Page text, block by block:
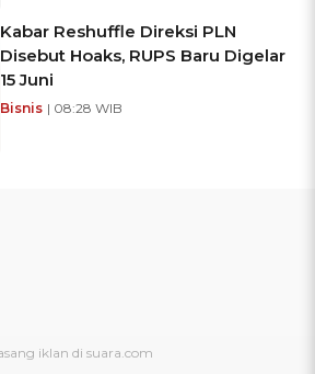
Kabar Reshuffle Direksi PLN
Disebut Hoaks, RUPS Baru Digelar
15 Juni
Bisnis | 08:28 WIB